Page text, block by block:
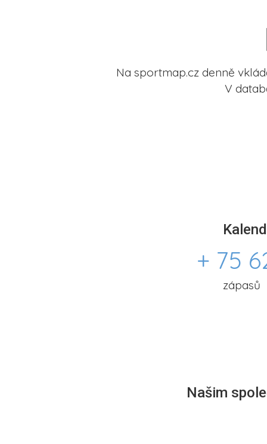
Na sportmap.cz denně
V
+ 75
zápasů
Našim